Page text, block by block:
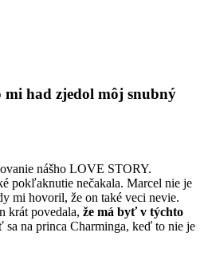
mi had zjedol môj snubný
nášho LOVE STORY.
pokľaknutie nečakala. Marcel nie je
mi hovoril, že on také veci nevie.
krát povedala, že má byť v týchto
sa na princa Charminga, keď to nie je